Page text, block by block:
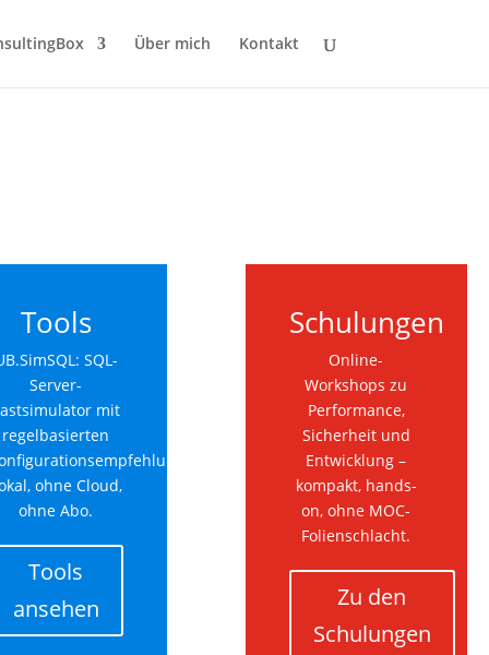
Über mich Kontakt
Tools
SQL-
Server-
mit
regelbasierten
ohne Cloud,
ohne Abo.
Tools
ansehen
Schulungen
Online-
Workshops zu
Performance,
Sicherheit und
Entwicklung –
kompakt, hands-
on, ohne MOC-
Folienschlacht.
Zu den
Schulungen